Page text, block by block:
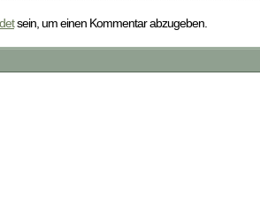
sein, um einen Kommentar abzugeben.